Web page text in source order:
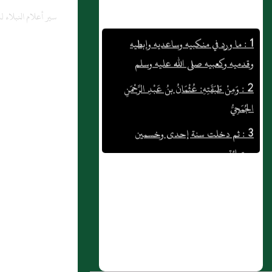
1 : ما ورد في منكبيه وساعديه وإبطيه
وقدميه وكعبيه صلى الله عليه وسلم
2 : وَمِنْ طَبَقَتِهِ: عُثْمَانُ بنُ عَبْدِ الرَّحْمَنِ
الجُمَحِيُّ
3 : ثم دخلت سنة إحدى وخسمين
وستمائة
4 : فصل في غزوة دُومَة الجندل
سير أعلام